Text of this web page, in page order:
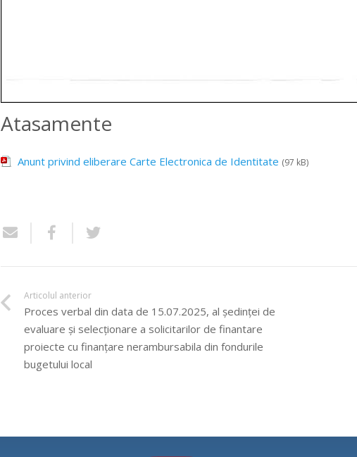
Atasamente
Anunt privind eliberare Carte Electronica de Identitate (97 kB)
Articolul anterior
Proces verbal din data de 15.07.2025, al şedinţei de
evaluare şi selecţionare a solicitarilor de finantare
proiecte cu finanţare nerambursabila din fondurile
bugetului local